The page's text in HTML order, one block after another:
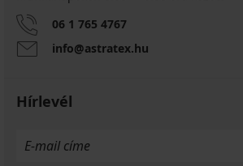
06 1 765 4767
info@astratex.hu
Hírlevél